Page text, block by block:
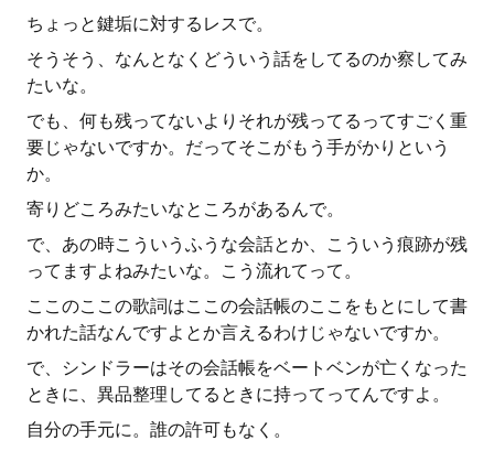
ちょっと鍵垢に対するレスで。
そうそう、なんとなくどういう話をしてるのか察してみ
たいな。
でも、何も残ってないよりそれが残ってるってすごく重
要じゃないですか。だってそこがもう手がかりという
か。
寄りどころみたいなところがあるんで。
で、あの時こういうふうな会話とか、こういう痕跡が残
ってますよねみたいな。こう流れてって。
ここのここの歌詞はここの会話帳のここをもとにして書
かれた話なんですよとか言えるわけじゃないですか。
で、シンドラーはその会話帳をベートベンが亡くなった
ときに、異品整理してるときに持ってってんですよ。
自分の手元に。誰の許可もなく。